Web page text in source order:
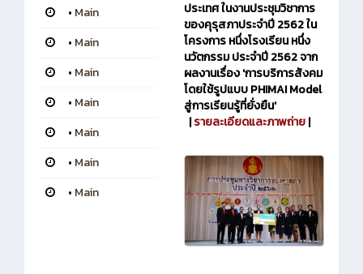
• Main
• Main
• Main
• Main
• Main
• Main
• Main
ประเทศ ในงานประชุมวิชาการ
ของคุรุสภาประจำปี 2562 ใน
โครงการ หนึ่งโรงเรียน หนึ่ง
นวัตกรรม ประจำปี 2562 จาก
ผลงานเรื่อง 'การบริการสังคม
โดยใช้รูปแบบ PHIMAI Model
สู่การเรียนรู้ที่ยั่งยืน'
|รายละเอียดและภาพถ่าย|